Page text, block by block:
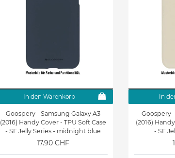
In den Warenkorb
Goospery - Samsung Galaxy A3
(2016) Handy Cover - TPU Soft Case
- SF Jelly Series - midnight blue
17.90 CHF
In
Goospery
(2016)
- SF